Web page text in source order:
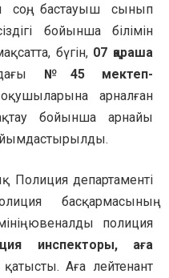
соң, бастауыш сынып
бойынша білімін
бүгін, 07 қараша
№45 мектеп-
арналған
бойынша арнайы
Полиция департаменті
басқармасының
ювеналды полиция
инспекторы, аға
қатысты. Аға лейтенант